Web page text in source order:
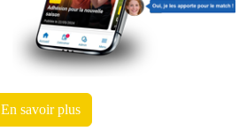
En savoir plus